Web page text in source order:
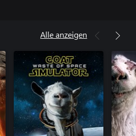
Alle anzeigen